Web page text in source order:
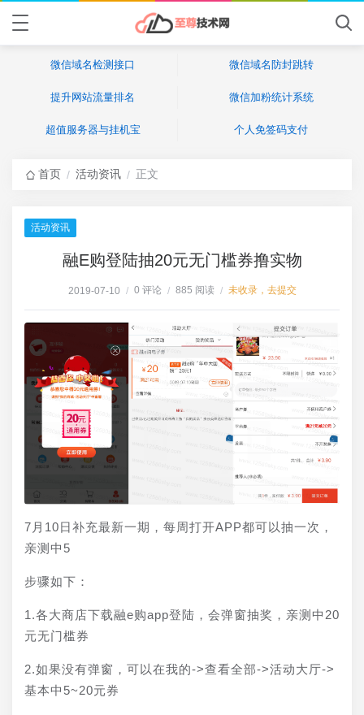
微信域名检测接口 微信域名防封跳转
提升网站流量排名 微信加粉统计系统
超值服务器与挂机宝 个人免签码支付
首页 / 活动资讯 / 正文
活动资讯
融E购登陆抽20元无门槛券撸实物
2019-07-10 / 0 评论 / 885 阅读 / 未收录，去提交
7月10日补充最新一期，每周打开APP都可以抽一次，
亲测中5
步骤如下：
1.各大商店下载融e购app登陆，会弹窗抽奖，亲测中20
元无门槛券
2.如果没有弹窗，可以在我的->查看全部->活动大厅->
基本中5~20元券